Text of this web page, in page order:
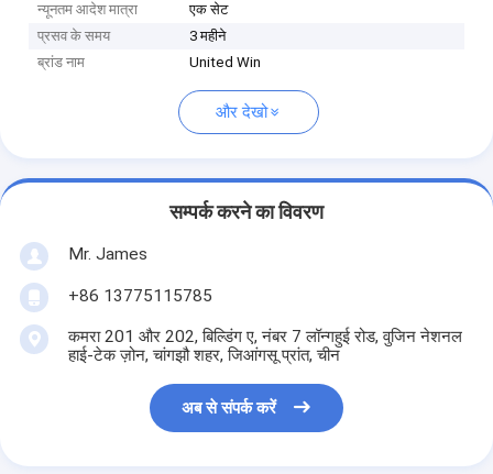
न्यूनतम आदेश मात्रा
एक सेट
प्रसव के समय
3 महीने
ब्रांड नाम
United Win
और देखो
सम्पर्क करने का विवरण
Mr. James
+86 13775115785
कमरा 201 और 202, बिल्डिंग ए, नंबर 7 लॉन्गहुई रोड, वुजिन नेशनल
हाई-टेक ज़ोन, चांगझौ शहर, जिआंगसू प्रांत, चीन
अब से संपर्क करें